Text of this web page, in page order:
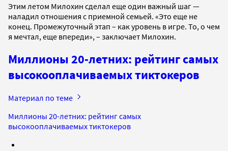
Этим летом Милохин сделал еще один важный шаг —
наладил отношения с приемной семьей. «Это еще не
конец. Промежуточный этап – как уровень в игре. То, о чем
я мечтал, еще впереди», – заключает Милохин.
Миллионы 20-летних: рейтинг самых
высокооплачиваемых тиктокеров
Материал по теме
Миллионы 20-летних: рейтинг самых
высокооплачиваемых тиктокеров